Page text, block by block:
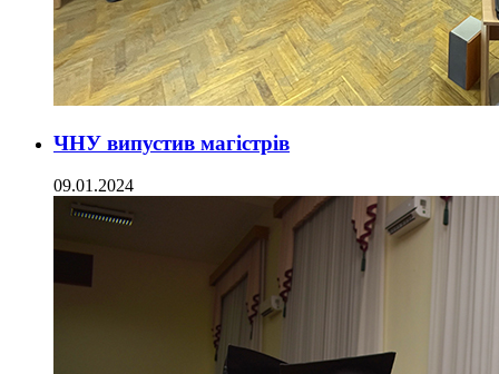
ЧНУ випустив магістрів
09.01.2024